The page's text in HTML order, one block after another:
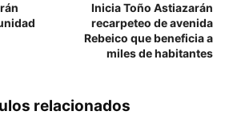
Inicia Toño Astiazarán
recarpeteo de avenida
Rebeico que beneficia a
miles de habitantes
relacionados